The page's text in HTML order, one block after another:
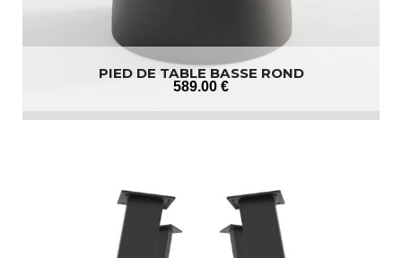
PIED DE TABLE BASSE ROND
589.00 €